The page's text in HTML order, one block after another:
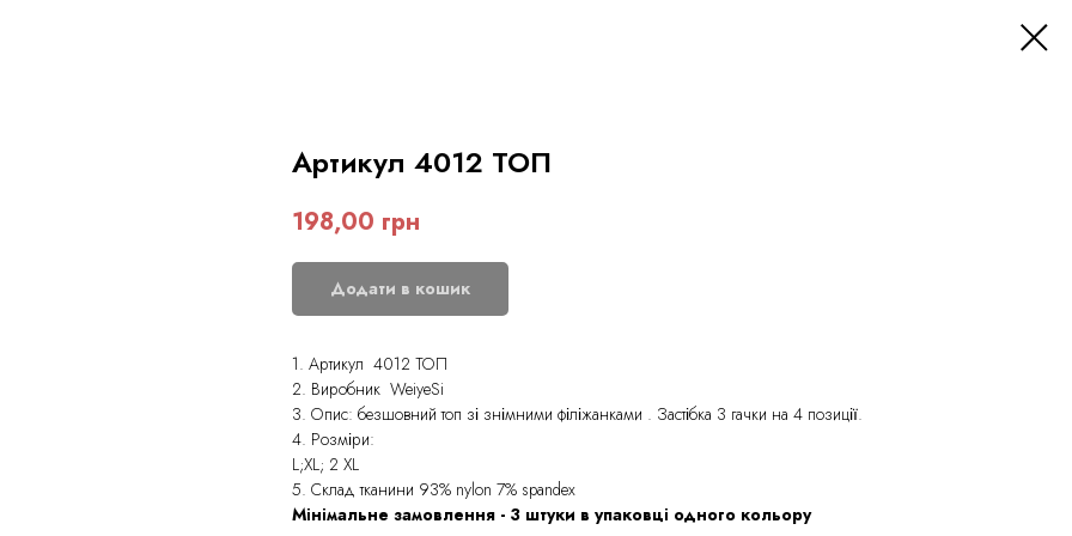
Артикул 4012 ТОП
198,00 грн
Додати в кошик
1. Артикул 4012 ТОП
2. Виробник WeiyeSi
3. Опис: безшовний топ зі знімними філіжанками . Застібка 3 гачки на 4 позиції.
4. Розміри:
L;XL; 2 XL
5. Склад тканини 93% nylon 7% spandex
Мінімальне замовлення - 3 штуки в упаковці одного кольору